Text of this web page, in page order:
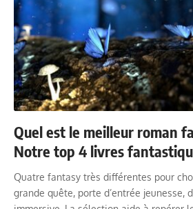
Quel est le meilleur roman
Notre top 4 livres
Quatre fantasy très différentes pour
grande quête, porte d’entrée jeunesse,